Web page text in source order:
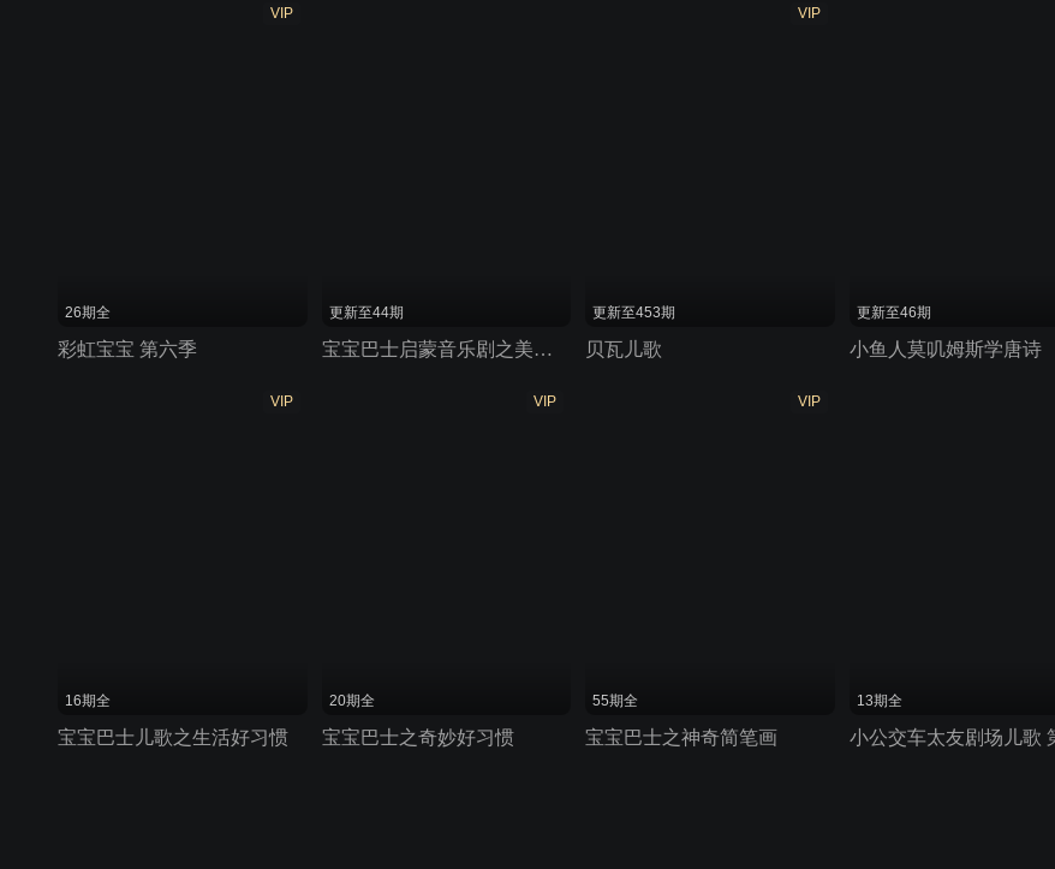
VIP
26期全
彩虹宝宝 第六季
更新至44期
宝宝巴士启蒙音乐剧之美食总动员
VIP
更新至453期
贝瓦儿歌
更新至46期
小鱼人莫叽姆斯学唐诗
VIP
16期全
宝宝巴士儿歌之生活好习惯
VIP
20期全
宝宝巴士之奇妙好习惯
VIP
55期全
宝宝巴士之神奇简笔画
13期全